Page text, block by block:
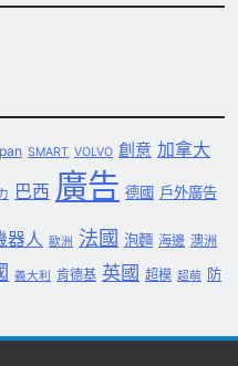
SMART VOLVO 創意 加拿大
巴西 廣告 德國 戶外廣告
器人 歐洲 法國 泡麵 海邊 澳洲
義大利 肯德基 英國 超模 超萌 防